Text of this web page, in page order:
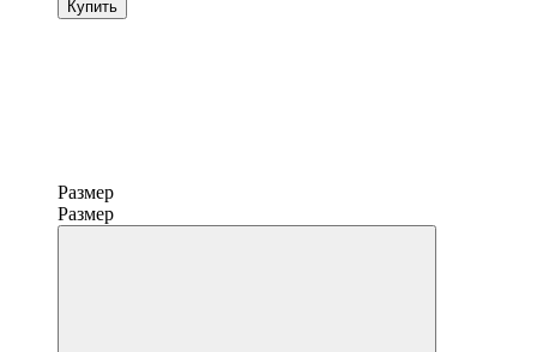
Купить
Размер
Размер